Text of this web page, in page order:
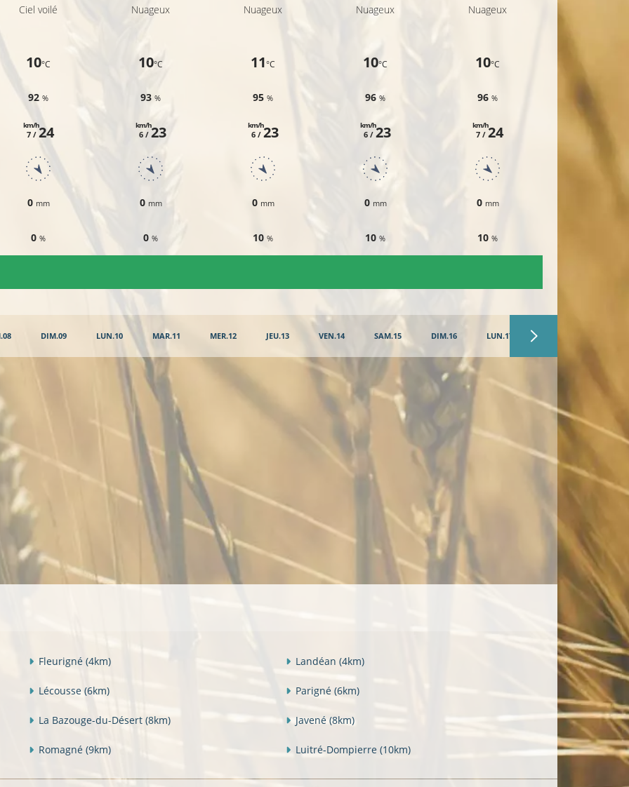
Ciel voilé
10°C
92%
7 /
km/h24
0 mm
0%
Nuageux
10°C
93%
6 /
km/h23
0 mm
0%
Nuageux
11°C
95%
6 /
km/h23
0 mm
10%
Nuageux
10°C
96%
6 /
km/h23
0 mm
10%
Nuageux
10°C
96%
7 /
km/h24
0 mm
10%
DIM.09 LUN.10 MAR.11 MER.12 JEU.13 VEN.14 SAM.15 DIM.16 LUN.17
Fleurigné (4km) Landéan (4km)
Lécousse (6km) Parigné (6km)
La Bazouge-du-Désert (8km) Javené (8km)
Romagné (9km) Luitré-Dompierre (10km)